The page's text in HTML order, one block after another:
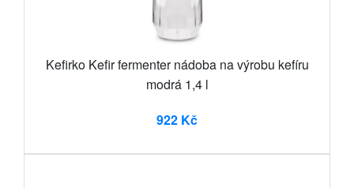
Kefirko Kefir fermenter nádoba na výrobu kefíru
modrá 1,4 l
922 Kč